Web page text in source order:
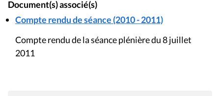
Document(s) associé(s)
Compte rendu de séance (2010 - 2011)
Compte rendu de la séance plénière du 8 juillet
2011